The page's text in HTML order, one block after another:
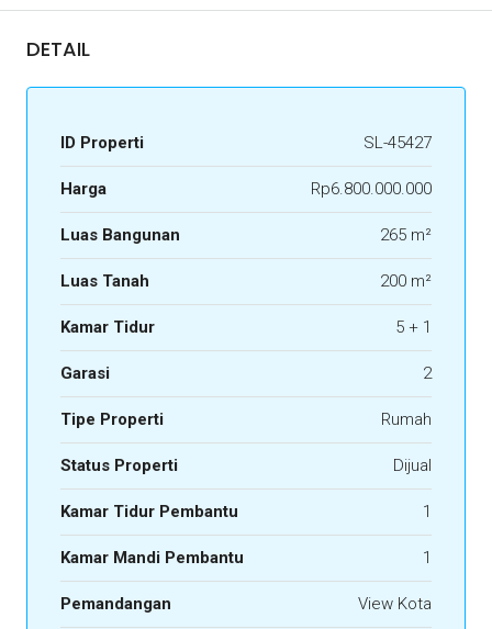
DETAIL
ID Properti SL-45427
Harga Rp6.800.000.000
Luas Bangunan 265 m²
Luas Tanah 200 m²
Kamar Tidur 5 + 1
Garasi 2
Tipe Properti Rumah
Status Properti Dijual
Kamar Tidur Pembantu 1
Kamar Mandi Pembantu 1
Pemandangan View Kota